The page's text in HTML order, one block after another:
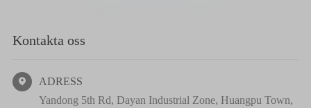
Kontakta oss

ADRESS
Yandong 5th Rd, Dayan Industrial Zone, Huangpu Town,